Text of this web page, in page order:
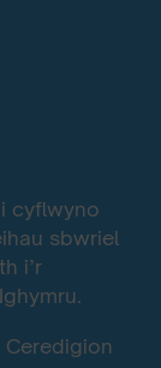
cyflwyno
sbwriel
i’r